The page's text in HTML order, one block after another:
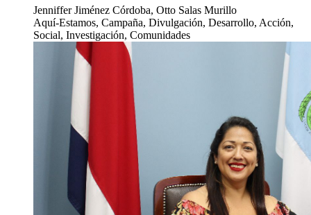
Jenniffer Jiménez Córdoba, Otto Salas Murillo
Aquí-Estamos, Campaña, Divulgación, Desarrollo, Acción,
Social, Investigación, Comunidades